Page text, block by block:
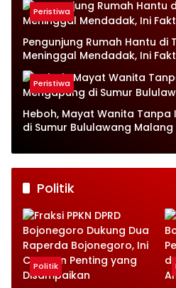
Peristiwa
Pengunjung Rumah Hantu di
Meninggal Mendadak, Ini
Peristiwa
Heboh, Mayat Wanita
di Sumur Bululawang Malang
Politik
Politik